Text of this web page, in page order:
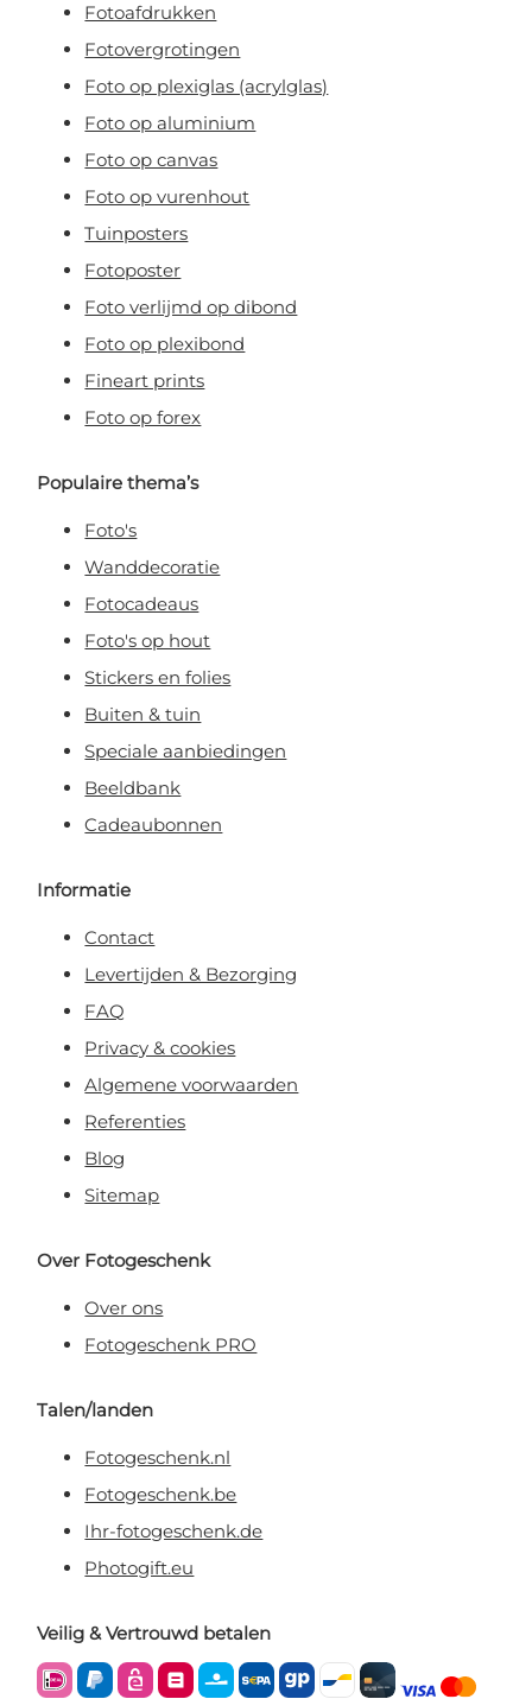
Fotoafdrukken
Fotovergrotingen
Foto op plexiglas (acrylglas)
Foto op aluminium
Foto op canvas
Foto op vurenhout
Tuinposters
Fotoposter
Foto verlijmd op dibond
Foto op plexibond
Fineart prints
Foto op forex
Populaire thema’s
Foto's
Wanddecoratie
Fotocadeaus
Foto's op hout
Stickers en folies
Buiten & tuin
Speciale aanbiedingen
Beeldbank
Cadeaubonnen
Informatie
Contact
Levertijden & Bezorging
FAQ
Privacy & cookies
Algemene voorwaarden
Referenties
Blog
Sitemap
Over Fotogeschenk
Over ons
Fotogeschenk PRO
Talen/landen
Fotogeschenk.nl
Fotogeschenk.be
Ihr-fotogeschenk.de
Photogift.eu
Veilig & Vertrouwd betalen